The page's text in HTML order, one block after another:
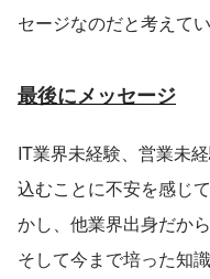
セージなのだと考えてい
最後にメッセージ
IT業界未経験、営業未
込むことに不安を感じ
かし、他業界出身だか
そして今まで培った知